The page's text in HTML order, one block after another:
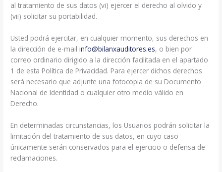
al tratamiento de sus datos (vi) ejercer el derecho al olvido y
(vii) solicitar su portabilidad.
Usted podrá ejercitar, en cualquier momento, sus derechos en
la dirección de e-mailinfo@bilanxauditores.es, o bien por
correo ordinario dirigido a la dirección facilitada en el apartado
1 de esta Política de Privacidad. Para ejercer dichos derechos
será necesario que adjunte una fotocopia de su Documento
Nacional de Identidad o cualquier otro medio válido en
Derecho.
En determinadas circunstancias, los Usuarios podrán solicitar la
limitación del tratamiento de sus datos, en cuyo caso
únicamente serán conservados para el ejercicio o defensa de
reclamaciones.